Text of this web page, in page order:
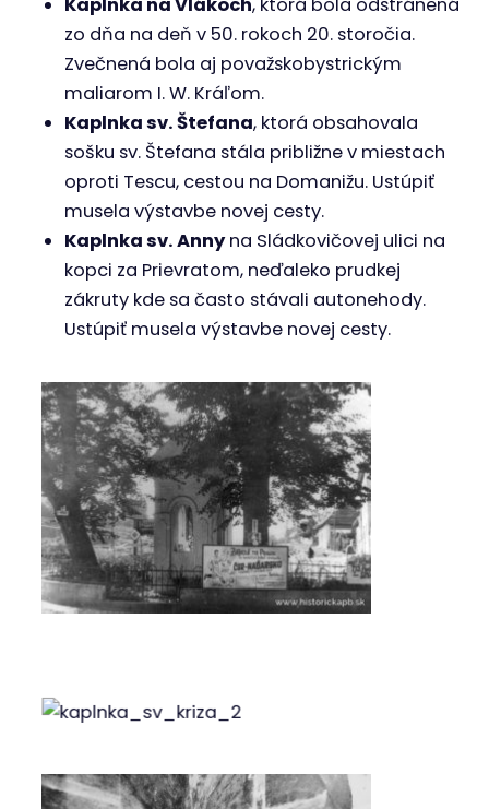
Kaplnka sv. Štefana, zdroj: Belás
Kaplnka Sedembolestnej Panny Márie
Kaplnka Svätej trojice
Kríže
Kríž na ul. Sládkovičovej
Kríž na ul. Slovenských partizánov
Kríž na ul. Laca Novomestského (studnička na
sídlisku Rozkvet)
Kríž na ul. Kukučínovej, pod Kalsovým
Kríž na Rybárikovom Laze z roku 1911, vedľa
Kaplnky Sedembolestnej Panny Márie
Tri kríže na kalvárii vedľa kaplnky sv. Márie
Magdalény z roku 2017, ktoré nahradili
kamenné súsošie z roku 1806, ktoré boli
1806. Zničené v 60. rokoch 20. storočia